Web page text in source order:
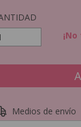
para el CP:
Medios de envío